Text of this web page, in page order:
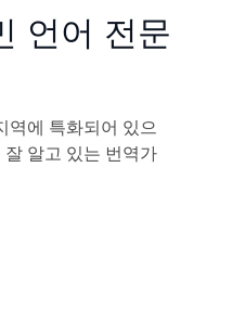
언어 전문
역에 특화되어 있으
알고 있는 번역가